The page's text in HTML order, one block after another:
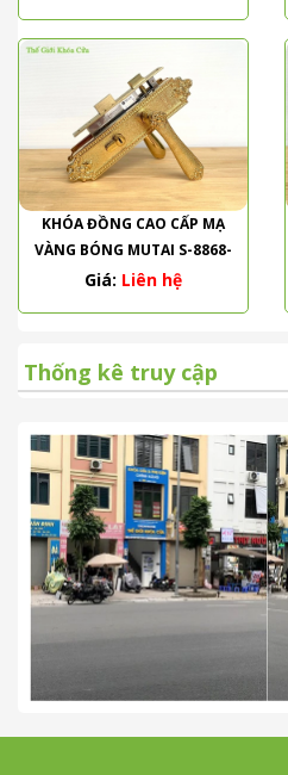
KHÓA ĐỒNG CAO CẤP MẠ
VÀNG BÓNG MUTAI S-8868-
PVD
Giá: Liên hệ
Thống kê truy cập